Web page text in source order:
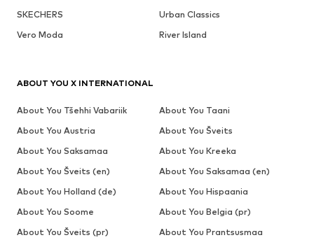
SKECHERS
Urban Classics
Vero Moda
River Island
ABOUT YOU X INTERNATIONAL
About You Tšehhi Vabariik
About You Taani
About You Austria
About You Šveits
About You Saksamaa
About You Kreeka
About You Šveits (en)
About You Saksamaa (en)
About You Holland (de)
About You Hispaania
About You Soome
About You Belgia (pr)
About You Šveits (pr)
About You Prantsusmaa